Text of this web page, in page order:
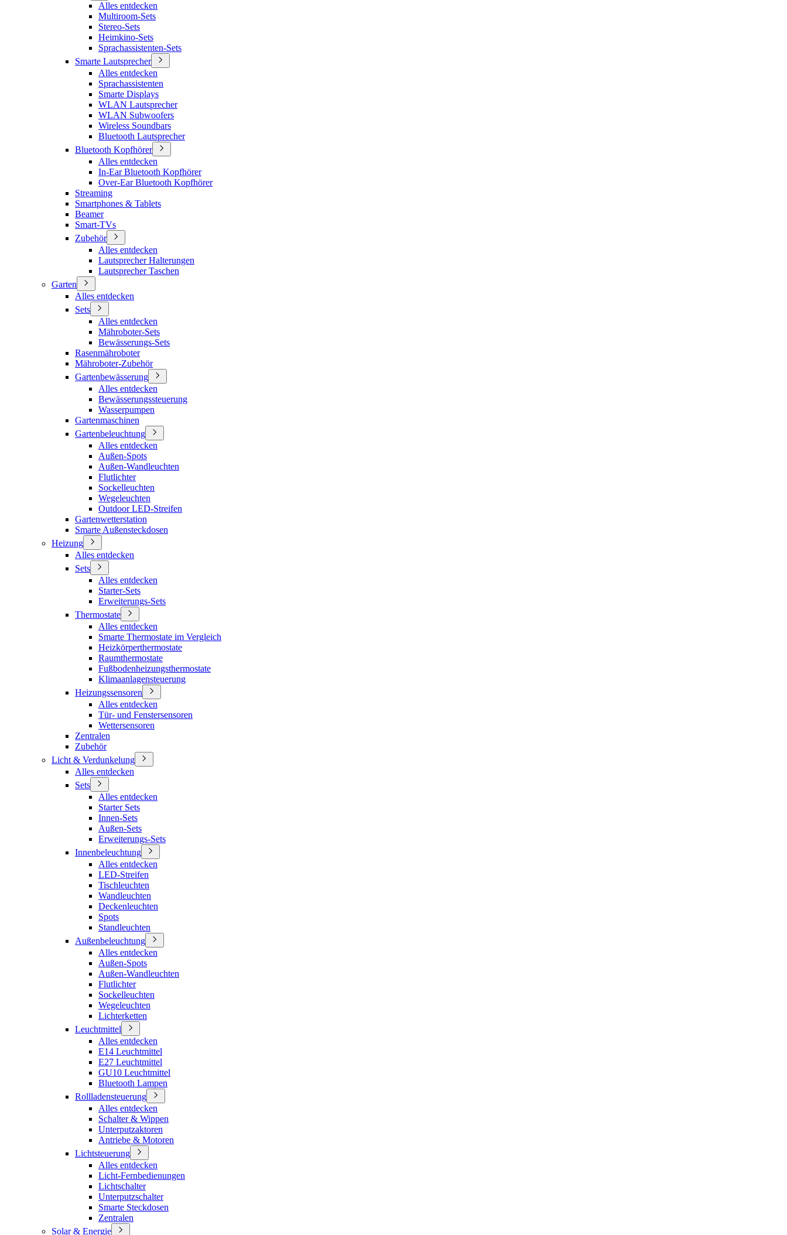
Alles entdecken
Multiroom-Sets
Stereo-Sets
Heimkino-Sets
Sprachassistenten-Sets
Smarte Lautsprecher
Alles entdecken
Sprachassistenten
Smarte Displays
WLAN Lautsprecher
WLAN Subwoofers
Wireless Soundbars
Bluetooth Lautsprecher
Bluetooth Kopfhörer
Alles entdecken
In-Ear Bluetooth Kopfhörer
Over-Ear Bluetooth Kopfhörer
Streaming
Smartphones & Tablets
Beamer
Smart-TVs
Zubehör
Alles entdecken
Lautsprecher Halterungen
Lautsprecher Taschen
Garten
Alles entdecken
Sets
Alles entdecken
Mähroboter-Sets
Bewässerungs-Sets
Rasenmähroboter
Mähroboter-Zubehör
Gartenbewässerung
Alles entdecken
Bewässerungssteuerung
Wasserpumpen
Gartenmaschinen
Gartenbeleuchtung
Alles entdecken
Außen-Spots
Außen-Wandleuchten
Flutlichter
Sockelleuchten
Wegeleuchten
Outdoor LED-Streifen
Gartenwetterstation
Smarte Außensteckdosen
Heizung
Alles entdecken
Sets
Alles entdecken
Starter-Sets
Erweiterungs-Sets
Thermostate
Alles entdecken
Smarte Thermostate im Vergleich
Heizkörperthermostate
Raumthermostate
Fußbodenheizungsthermostate
Klimaanlagensteuerung
Heizungssensoren
Alles entdecken
Tür- und Fenstersensoren
Wettersensoren
Zentralen
Zubehör
Licht & Verdunkelung
Alles entdecken
Sets
Alles entdecken
Starter Sets
Innen-Sets
Außen-Sets
Erweiterungs-Sets
Innenbeleuchtung
Alles entdecken
LED-Streifen
Tischleuchten
Wandleuchten
Deckenleuchten
Spots
Standleuchten
Außenbeleuchtung
Alles entdecken
Außen-Spots
Außen-Wandleuchten
Flutlichter
Sockelleuchten
Wegeleuchten
Lichterketten
Leuchtmittel
Alles entdecken
E14 Leuchtmittel
E27 Leuchtmittel
GU10 Leuchtmittel
Bluetooth Lampen
Rollladensteuerung
Alles entdecken
Schalter & Wippen
Unterputzaktoren
Antriebe & Motoren
Lichtsteuerung
Alles entdecken
Licht-Fernbedienungen
Lichtschalter
Unterputzschalter
Smarte Steckdosen
Zentralen
Solar & Energie